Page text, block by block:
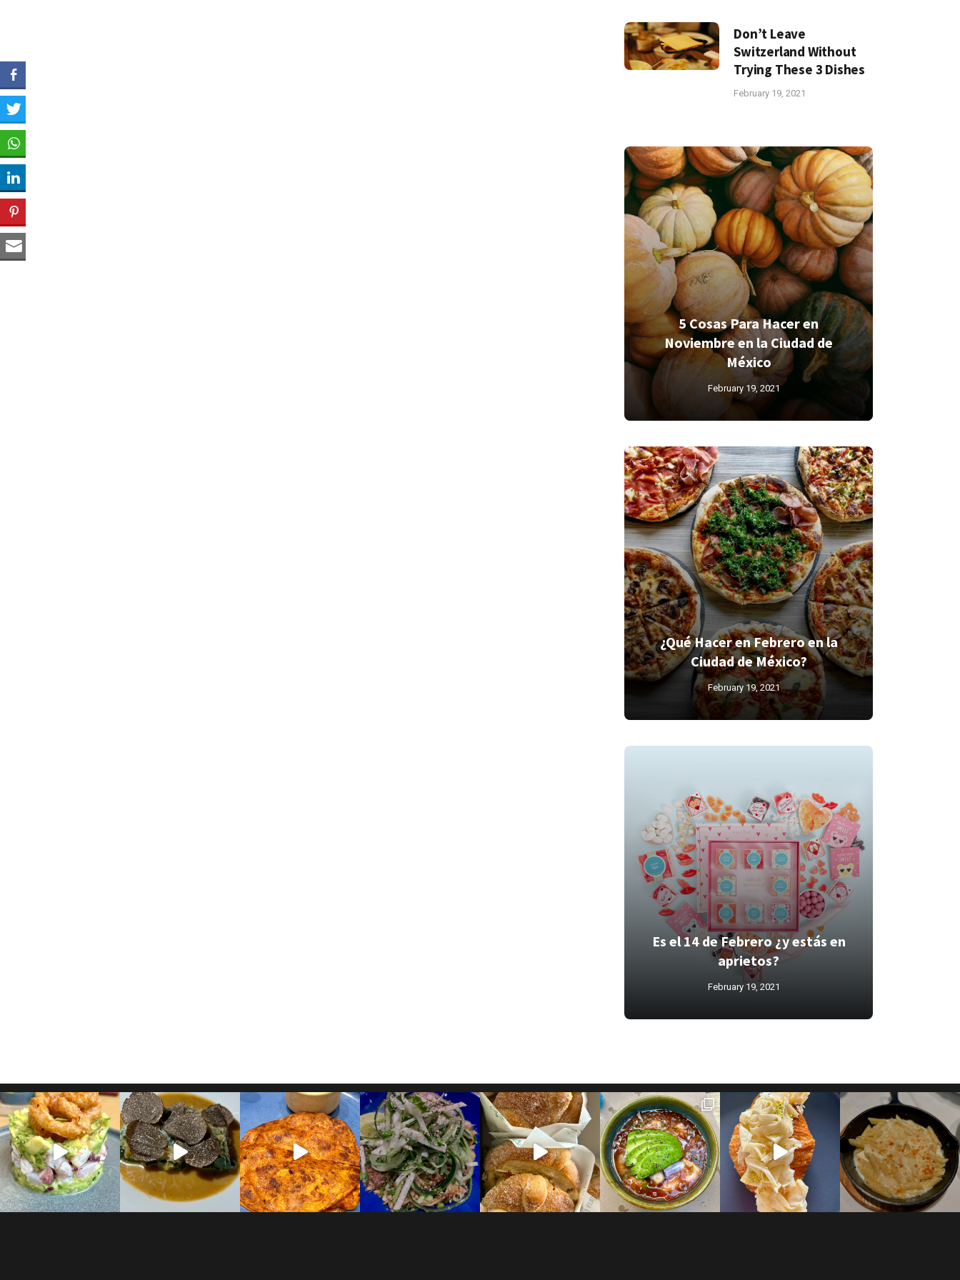
Don’t Leave
Switzerland Without
Trying These 3 Dishes
February 19, 2021
5 Cosas Para Hacer en
Noviembre en la Ciudad de
México
February 19, 2021
¿Qué Hacer en Febrero en la
Ciudad de México?
February 19, 2021
Es el 14 de Febrero ¿y estás en
aprietos?
February 19, 2021